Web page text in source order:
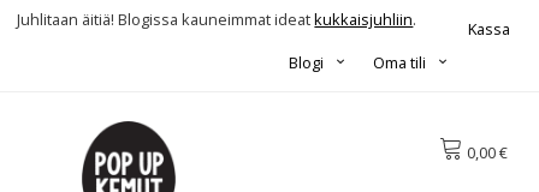
Juhlitaan äitiä! Blogissa kauneimmat ideatkukkaisjuhliin.
Kassa
Oma tili
Blogi
0,00 €